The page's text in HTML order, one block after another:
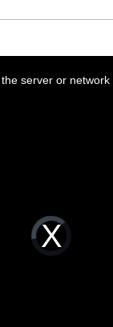
Video
Player
loading.
server or